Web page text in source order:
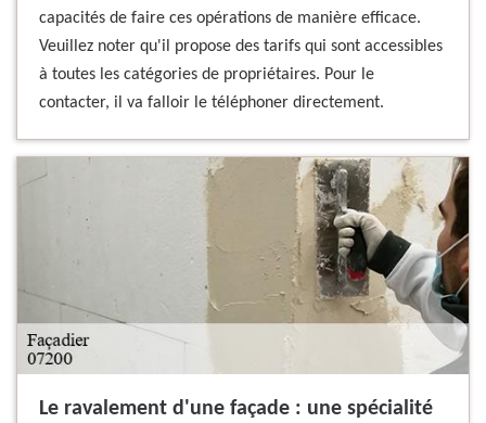
capacités de faire ces opérations de manière efficace.
Veuillez noter qu'il propose des tarifs qui sont accessibles
à toutes les catégories de propriétaires. Pour le
contacter, il va falloir le téléphoner directement.
Le ravalement d'une façade : une spécialité